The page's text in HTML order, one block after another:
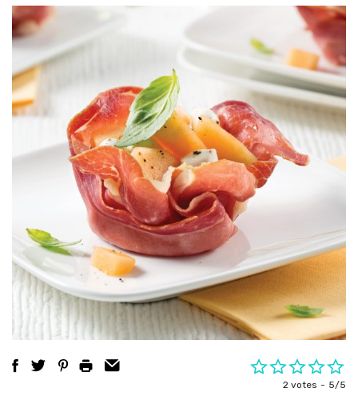
2 votes 5/5